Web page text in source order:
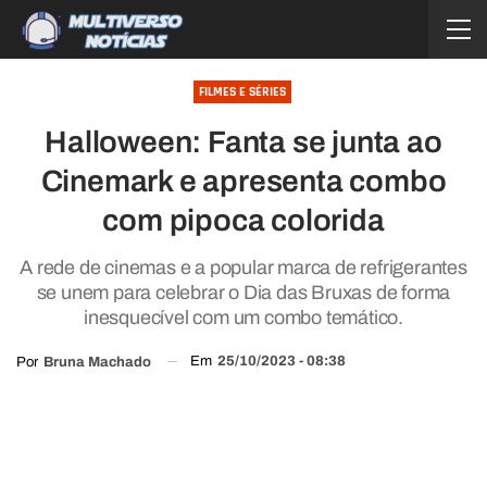
FILMES E SÉRIES
Halloween: Fanta se junta ao
Cinemark e apresenta combo
com pipoca colorida
A rede de cinemas e a popular marca de refrigerantes
se unem para celebrar o Dia das Bruxas de forma
inesquecível com um combo temático.
Por Bruna Machado Em 25/10/2023 - 08:38